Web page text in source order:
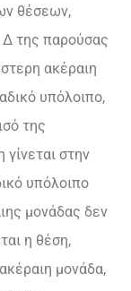
θέσεων,
της παρούσας
ακέραιη
υπόλοιπο,
της
στην
υπόλοιπο
μονάδας δεν
η θέση,
μονάδα,